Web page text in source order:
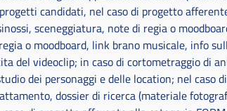
candidati, nel caso di progetto
sceneggiatura, note di regia o
o moodboard, link brano musicale, info
del videoclip; in caso di cortometraggio di
dei personaggi e delle location; nel caso
dossier di ricerca (materiale